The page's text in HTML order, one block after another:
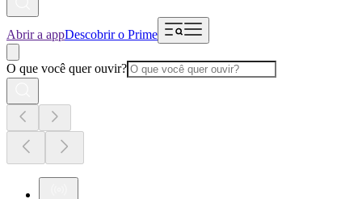
Abrir a appDescobrir o Prime
O que você quer ouvir?